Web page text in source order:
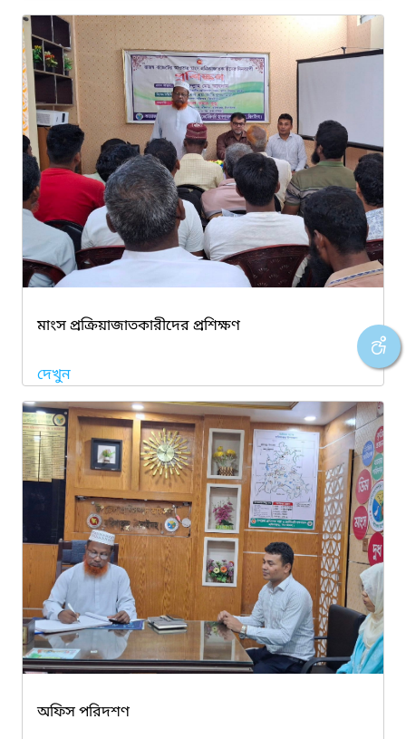
মাংস প্রক্রিয়াজাতকারীদের প্রশিক্ষণ
দেখুন
অফিস পরিদশণ